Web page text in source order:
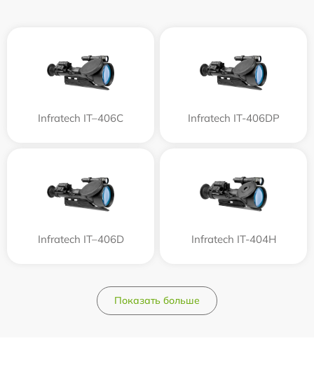
Infratech IT–406С Infratech IT-406DP
Infratech IT–406D Infratech IT-404H
Показать больше